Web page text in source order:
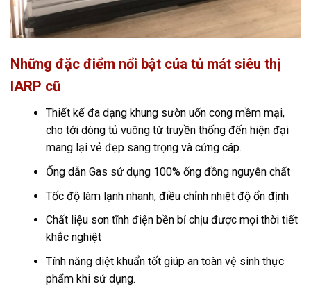
Những đặc điểm nổi bật của tủ mát siêu thị
IARP cũ
Thiết kế đa dạng khung sườn uốn cong mềm mại,
cho tới dòng tủ vuông từ truyền thống đến hiện đại
mang lại vẻ đẹp sang trọng và cứng cáp.
Ống dẫn Gas sử dụng 100% ống đồng nguyên chất
Tốc độ làm lạnh nhanh, điều chỉnh nhiệt độ ổn định
Chất liệu sơn tĩnh điện bền bỉ chịu được mọi thời tiết
khắc nghiệt
Tính năng diệt khuẩn tốt giúp an toàn vệ sinh thực
phẩm khi sử dụng.